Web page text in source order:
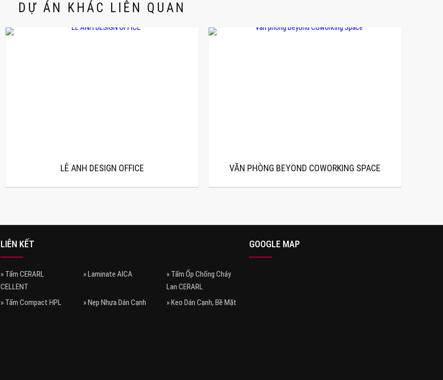
DỰ ÁN KHÁC LIÊN QUAN
LÊ ANH DESIGN OFFICE VĂN PHÒNG BEYOND COWORKING SPACE
LIÊN KẾT
» Tấm CERARL
CELLENT
» Laminate AICA
» Tấm Ốp Chống Cháy
Lan CERARL
» Tấm Compact HPL
» Nẹp Nhựa Dán Cạnh » Keo Dán Cạnh, Bề Mặt
GOOGLE MAP